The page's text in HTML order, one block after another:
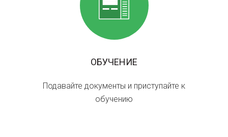
ОБУЧЕНИЕ
Подавайте документы и приступайте к
обучению